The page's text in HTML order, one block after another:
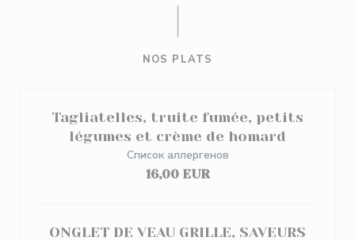
NOS PLATS
Tagliatelles, truite fumée, petits
légumes et crème de homard
Список аллергенов
16,00 EUR
ONGLET DE VEAU GRILLE, SAVEURS